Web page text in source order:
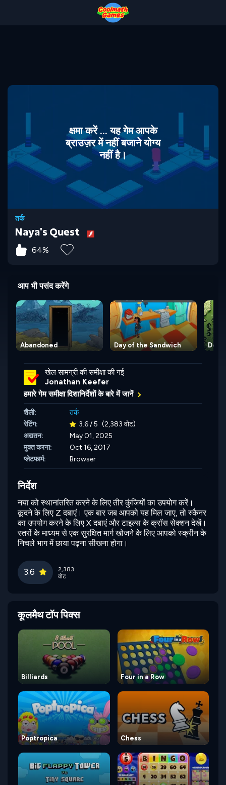
क्षमा करें ... यह गेम आपके
ब्राउज़र में नहीं बजाने योग्य
नहीं है।
तर्क
Naya's Quest
64%
आप भी पसंद करेंगे
Abandoned Day of the Sandwich
खेल सामग्री की समीक्षा की गई
Jonathan Keefer
हमारे गेम समीक्षा दिशानिर्देशों के बारे में जानें
शैली:
तर्क
रेटिंग:
3.6 / 5 (2,383 वोट)
अद्यतन:
May 01, 2025
मुक्त करना:
Oct 16, 2017
प्लेटफार्म:
Browser
निर्देश
नया को स्थानांतरित करने के लिए तीर कुंजियों का उपयोग करें।
कूदने के लिए Z दबाएं। एक बार जब आपको यह मिल जाए, तो स्कैनर
का उपयोग करने के लिए X दबाएं और टाइल्स के क्रॉस सेक्शन देखें।
स्तरों के माध्यम से एक सुरक्षित मार्ग खोजने के लिए आपको स्क्रीन के
निचले भाग में छाया पढ़ना सीखना होगा।
3.6
2,383
वोट
कूलमैथ टॉप पिक्स
Billiards Four in a Row
Poptropica Chess